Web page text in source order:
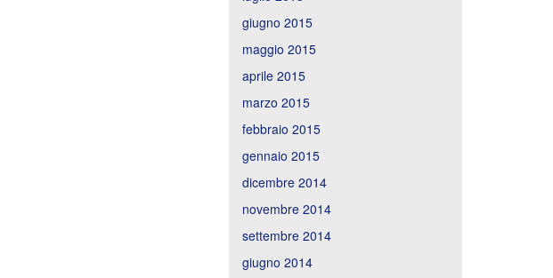
giugno 2015
maggio 2015
aprile 2015
marzo 2015
febbraio 2015
gennaio 2015
dicembre 2014
novembre 2014
settembre 2014
giugno 2014